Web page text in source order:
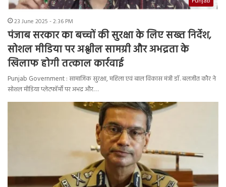
23 June 2025 - 2:36 PM
पंजाब सरकार का बच्चों की सुरक्षा के लिए सख्त निर्देश,
सोशल मीडिया पर अश्लील सामग्री और अभद्रता के
खिलाफ होगी तत्काल कार्रवाई
Punjab Government : सामाजिक सुरक्षा, महिला एवं बाल विकास मंत्री डॉ. बलजीत कौर ने
सोशल मीडिया प्लेटफॉर्मों पर अभद्र और…